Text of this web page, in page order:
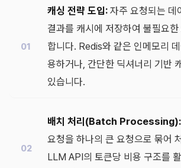
캐싱 전략 도입: 자주 요청되는 데
결과를 캐시에 저장하여 불필요한
합니다. Redis와 같은 인메모리
용하거나, 간단한 딕셔너리 기반
있습니다.
배치 처리(Batch Processing):
요청을 하나의 큰 요청으로 묶어
LLM API의 토큰당 비용 구조를